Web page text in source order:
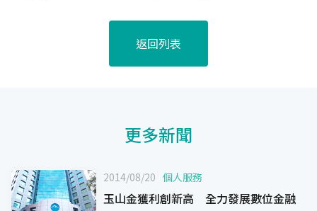
返回列表
更多新聞
2014/08/20 個人服務
玉山金獲利創新高 全力發展數位金融